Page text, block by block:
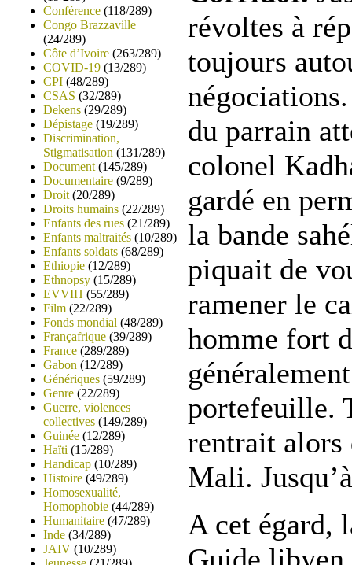
Conférence (118/289)
Congo Brazzaville
(24/289)
Côte d’Ivoire (263/289)
COVID-19 (13/289)
CPI (48/289)
CSAS (32/289)
Dekens (29/289)
Dépistage (19/289)
Discrimination,
Stigmatisation (131/289)
Document (145/289)
Documentaire (9/289)
Droit (20/289)
Droits humains (22/289)
Enfants des rues (21/289)
Enfants maltraités (10/289)
Enfants soldats (68/289)
Ethiopie (12/289)
Ethnopsy (15/289)
EVVIH (55/289)
Film (22/289)
Fonds mondial (48/289)
Françafrique (39/289)
France (289/289)
Gabon (12/289)
Génériques (59/289)
Genre (22/289)
Guerre, violences
collectives (149/289)
Guinée (12/289)
Haïti (15/289)
Handicap (10/289)
Histoire (49/289)
Homosexualité,
Homophobie (44/289)
Humanitaire (47/289)
Inde (34/289)
JAIV (10/289)
révoltes à
toujours
du parrain
colonel
gardé en
la bande
piquait de
ramener le
homme fort
portefeuille.
rentrait alors
Mali.
A cet égard,